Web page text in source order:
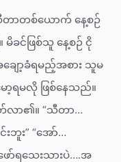
တာတစ်ယောက် နေ့စဉ်
ခင်ဖြစ်သူ နေ့စဉ် ငို
ျော့ခံရမည့်အစား သူမ
ာ့ရမလို ဖြစ်နေသည်။
ာ၏။ “သီတာ…
း” “အော်…
ာ်ရသေးသားပဲ….အ